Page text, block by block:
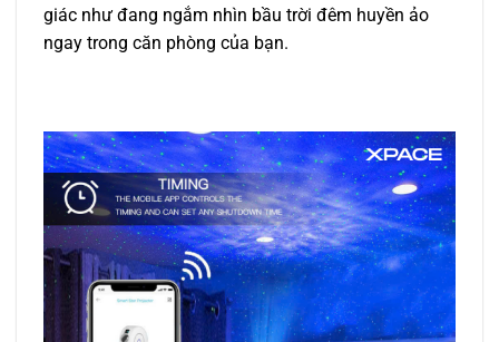
giác như đang ngắm nhìn bầu trời đêm huyền ảo
ngay trong căn phòng của bạn.